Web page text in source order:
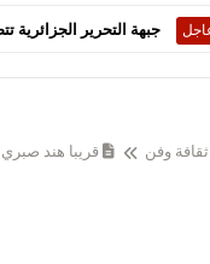
ستارمر يعلن استقالته من
ثقافة وفن قريبا هند